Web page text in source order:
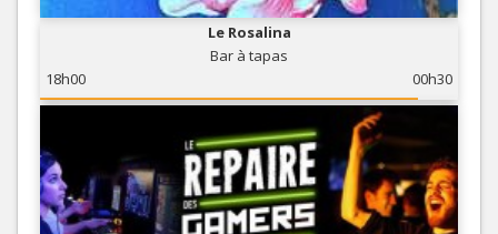
Le Rosalina
Bar à tapas
18h00
00h30